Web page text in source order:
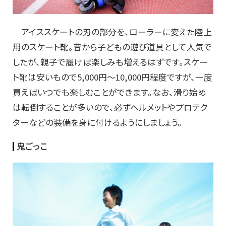
アイススケートの刃の部分を、ローラーに変えた陸上
用のスケート靴。昔から子どもの遊び道具として人気で
したが、親子で履けば楽しみも増えるはずです。スケー
ト靴は安いもので5,000円～10,000円程度ですが、一度
買えばいつでも楽しむことができます。なお、滑り始め
は転倒することが多いので、必ずヘルメットやプロテク
ターなどの装備を身に付けるようにしましょう。
鬼ごっこ